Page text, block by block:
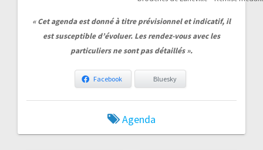
« Cet agenda est donné à titre prévisionnel et indicatif, il
est susceptible d’évoluer. Les rendez-vous avec les
particuliers ne sont pas détaillés ».
Facebook Bluesky
Agenda